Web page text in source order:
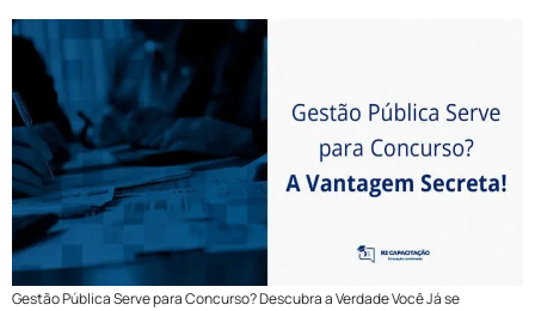
Gestão Pública Serve para Concurso? Descubra a Verdade Você Já se